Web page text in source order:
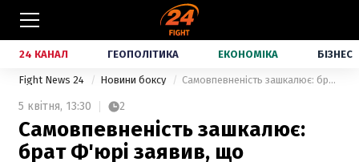
24 КАНАЛ ГЕОПОЛІТИКА ЕКОНОМІКА БІЗНЕС
Fight News 24 Новини боксу Самовпевненість зашкалює: брат Ф'юрі заявив, що відправив би Джошуа на пенсію
5 квітня, 13:30 2
Самовпевненість зашкалює:
брат Ф'юрі заявив, що